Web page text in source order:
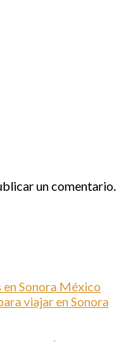
un comentario.
en Sonora México
viajar en Sonora